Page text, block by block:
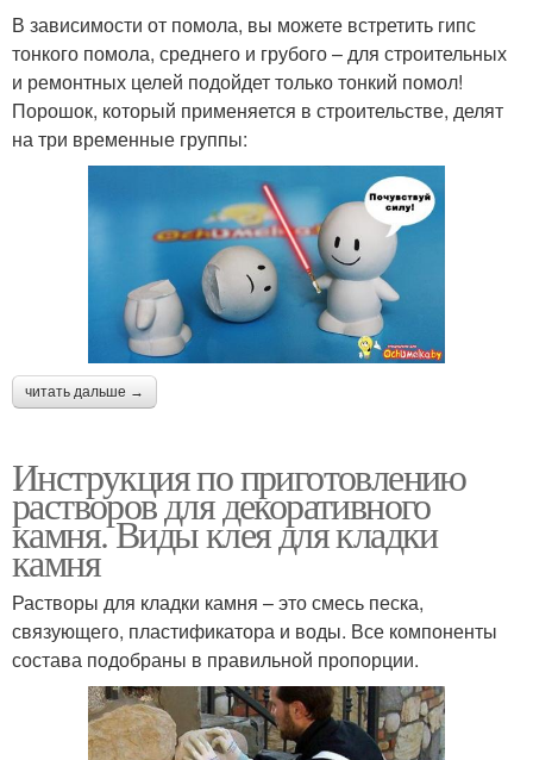
В зависимости от помола, вы можете встретить гипс
тонкого помола, среднего и грубого – для строительных
и ремонтных целей подойдет только тонкий помол!
Порошок, который применяется в строительстве, делят
на три временные группы:
читать дальше →
Инструкция по приготовлению
растворов для декоративного
камня. Виды клея для кладки
камня
Растворы для кладки камня – это смесь песка,
связующего, пластификатора и воды. Все компоненты
состава подобраны в правильной пропорции.